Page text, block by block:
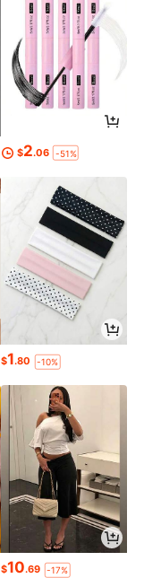
$2.06 -51%
$1.80 -10%
$10.69 -17%